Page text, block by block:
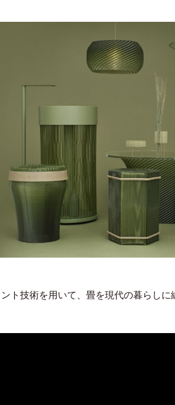
ト技術を用いて、畳を現代の暮らし